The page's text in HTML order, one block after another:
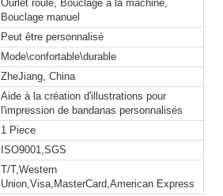
Ourlet roulé, Bouclage à la machine,
Bouclage manuel
Peut être personnalisé
Mode\confortable\durable
ZheJiang, China
Aide à la création d'illustrations pour
l'impression de bandanas personnalisés
1 Piece
ISO9001,SGS
T/T,Western
Union,Visa,MasterCard,American Express